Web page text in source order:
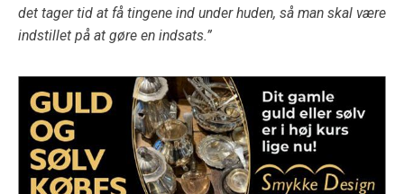
det tager tid at få tingene ind under huden, så man skal være
indstillet på at gøre en indsats.”